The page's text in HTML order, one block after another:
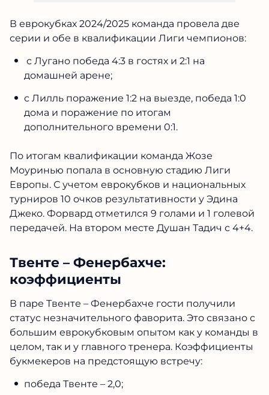
В еврокубках 2024/2025 команда провела две
серии и обе в квалификации Лиги чемпионов:
с Лугано победа 4:3 в гостях и 2:1 на
домашней арене;
с Лилль поражение 1:2 на выезде, победа 1:0
дома и поражение по итогам
дополнительного времени 0:1.
По итогам квалификации команда Жозе
Моуринью попала в основную стадию Лиги
Европы. С учетом еврокубков и национальных
турниров 10 очков результативности у Эдина
Джеко. Форвард отметился 9 голами и 1 голевой
передачей. На втором месте Душан Тадич с 4+4.
Твенте – Фенербахче:
коэффициенты
В паре Твенте – Фенербахче гости получили
статус незначительного фаворита. Это связано с
большим еврокубковым опытом как у команды в
целом, так и у главного тренера. Коэффициенты
букмекеров на предстоящую встречу:
победа Твенте – 2,0;